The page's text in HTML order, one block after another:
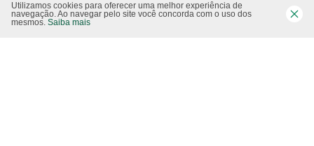
Utilizamos cookies para oferecer uma melhor experiência de
navegação. Ao navegar pelo site você concorda com o uso dos
mesmos. Saiba mais